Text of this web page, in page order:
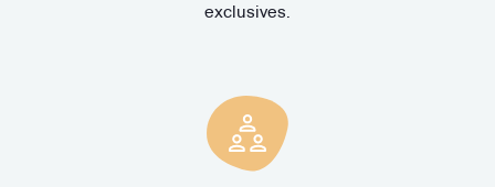
exclusives.